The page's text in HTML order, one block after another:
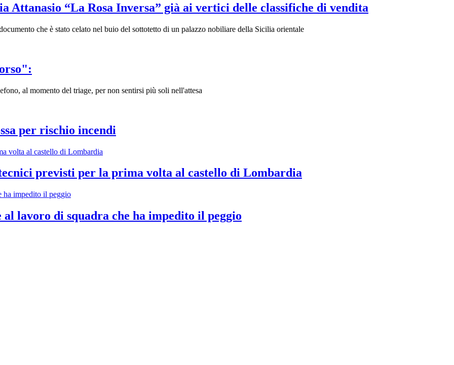
“La Rosa Inversa” già ai vertici delle classifiche di vendita
che è stato celato nel buio del sottotetto di un palazzo nobiliare della Sicilia orientale
al momento del triage, per non sentirsi più soli nell'attesa
per rischio incendi
previsti per la prima volta al castello di Lombardia
lavoro di squadra che ha impedito il peggio